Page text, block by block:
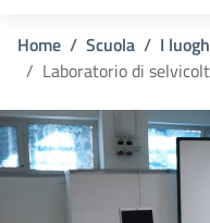
Home Scuola
I
Laboratorio di